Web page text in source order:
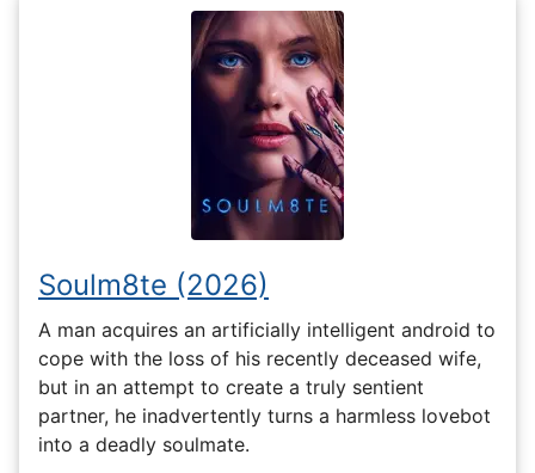
Soulm8te (2026)
A man acquires an artificially intelligent android to
cope with the loss of his recently deceased wife,
but in an attempt to create a truly sentient
partner, he inadvertently turns a harmless lovebot
into a deadly soulmate.